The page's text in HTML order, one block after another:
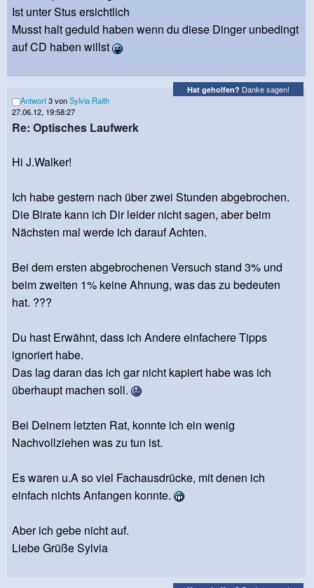
Ist unter Stus ersichtlich
Musst halt geduld haben wenn du diese Dinger unbedingt
auf CD haben willst
Hat geholfen? Danke sagen!
Antwort3 vonSylvia Raith
27.06.12, 19:58:27
Re: Optisches Laufwerk
Hi J.Walker!
Ich habe gestern nach über zwei Stunden abgebrochen.
Die Birate kann ich Dir leider nicht sagen, aber beim
Nächsten mal werde ich darauf Achten.
Bei dem ersten abgebrochenen Versuch stand 3% und
beim zweiten 1% keine Ahnung, was das zu bedeuten
hat. ???
Du hast Erwähnt, dass ich Andere einfachere Tipps
ignoriert habe.
Das lag daran das ich gar nicht kapiert habe was ich
überhaupt machen soll.
Bei Deinem letzten Rat, konnte ich ein wenig
Nachvollziehen was zu tun ist.
Es waren u.A so viel Fachausdrücke, mit denen ich
einfach nichts Anfangen konnte.
Aber ich gebe nicht auf.
Liebe Grüße Sylvia